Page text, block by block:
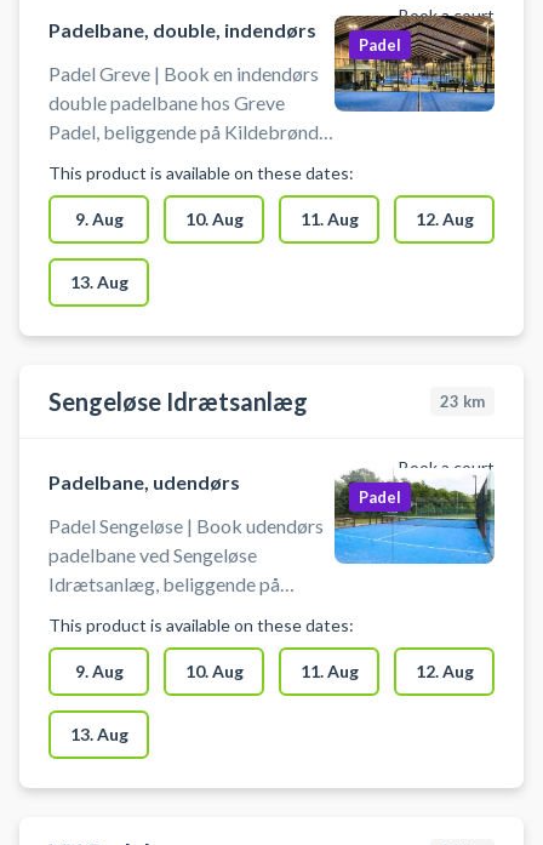
Book a court
Padelbane, double, indendørs
Padel Greve | Book en indendørs
double padelbane hos Greve
Padel, beliggende på Kildebrønde
Greve Padelcenter tilbyder gratis
parkering ved booking af
padelbaner i deres padelcenter i
Greve. Padelcentret i Greve er
opvarmet, nemt at komme til og
drives af et dedikeret team, som
oplevelse i fokus. Padelhallen hos
Greve Padel er nu isoleret og
Padel
This product is available on these dates:
9. Aug 10. Aug 11. Aug 12. Aug
13. Aug
Sengeløse Idrætsanlæg 23 km
Book a court
Padelbane, udendørs
Padel Sengeløse | Book udendørs
padelbane ved Sengeløse
Idrætsanlæg, beliggende på
Padelbanen i Sengeløse er en
udendørs doublebane, som kan
benyttes af op til 4 padel spillere.
Der er mulighed for lys på banen.
Der er gratis parkering ved
padelbanen.
Padel
This product is available on these dates:
9. Aug 10. Aug 11. Aug 12. Aug
13. Aug